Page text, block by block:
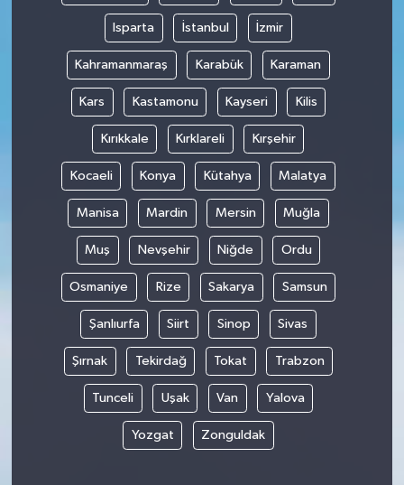
Isparta İstanbul İzmir
Kahramanmaraş Karabük Karaman
Kars Kastamonu Kayseri Kilis
Kırıkkale Kırklareli Kırşehir
Kocaeli Konya Kütahya Malatya
Manisa Mardin Mersin Muğla
Muş Nevşehir Niğde Ordu
Osmaniye Rize Sakarya Samsun
Şanlıurfa Siirt Sinop Sivas
Şırnak Tekirdağ Tokat Trabzon
Tunceli Uşak Van Yalova
Yozgat Zonguldak